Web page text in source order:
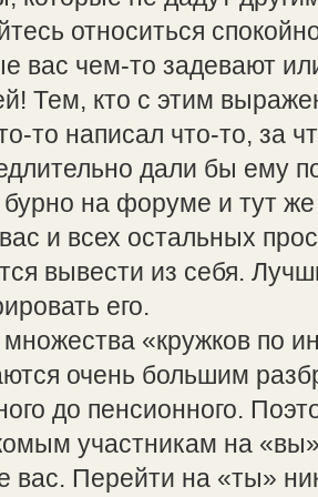
относиться
вас чем-то задевают
Тем, кто с этим
то написал что-то, за
дали бы ему
на форуме и тут
вас и всех остальных
вывести из себя.
его.
«кружков по
очень большим
до пенсионного.
участникам на
вас. Перейти на «ты»